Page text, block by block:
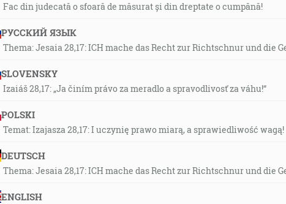
Fac din judecată o sfoară de măsurat și din dreptate o cumpănă!
РУССКИЙ ЯЗЫК
Thema: Jesaia 28,17: ICH mache das Recht zur Richtschnur und die
SLOVENSKY
Izaiáš 28,17: „Ja činím právo za meradlo a spravodlivosť za váhu!“
POLSKI
Temat: Izajasza 28,17: I uczynię prawo miarą, a sprawiedliwość wagą!
DEUTSCH
Thema: Jesaia 28,17: ICH mache das Recht zur Richtschnur und die
ENGLISH